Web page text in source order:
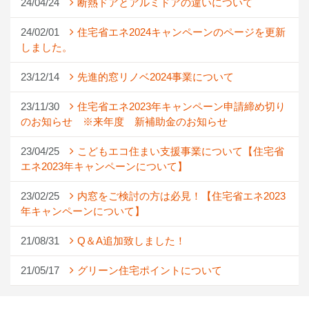
24/04/24 断熱ドアとアルミドアの違いについて
24/02/01
住宅省エネ2024キャンペーンのページを更新
しました。
23/12/14 先進的窓リノベ2024事業について
23/11/30
住宅省エネ2023年キャンペーン申請締め切り
のお知らせ ※来年度 新補助金のお知らせ
23/04/25
こどもエコ住まい支援事業について【住宅省
エネ2023年キャンペーンについて】
23/02/25
内窓をご検討の方は必見！【住宅省エネ2023
年キャンペーンについて】
21/08/31 Q＆A追加致しました！
21/05/17 グリーン住宅ポイントについて